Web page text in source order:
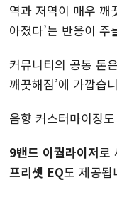
역과 저역이 매우 깨
아졌다’는 반응이 주
커뮤니티의 공통 톤
깨끗해짐’에 가깝습
음향 커스터마이징
9밴드 이퀄라이저로
프리셋 EQ도 제공됩